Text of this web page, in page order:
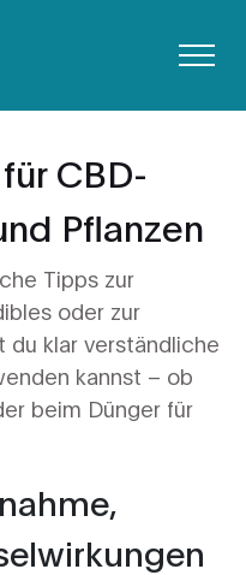
CBD-
Pflanzen
Tipps zur
oder zur
du klar verständliche
kannst – ob
beim Dünger für